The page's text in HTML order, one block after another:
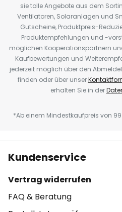
sie tolle Angebote aus dem
Ventilatoren, Solaranlagen und
Gutscheine, Produktpreis-
Produktempfehlungen und -
möglichen Kooperationspartnern
Kaufbewertungen und
jederzeit möglich über den
finden oder über unser
erhalten Sie in der
*Ab einem Mindestkaufpreis von
Kundenservice
Vertrag widerrufen
FAQ & Beratung